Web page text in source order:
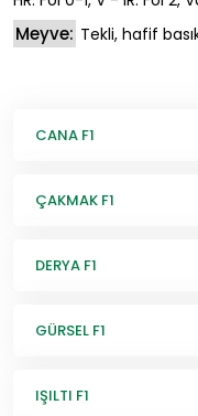
Meyve: Tekli, hafif
CANA F1
ÇAKMAK F1
DERYA F1
GÜRSEL F1
IŞILTI F1